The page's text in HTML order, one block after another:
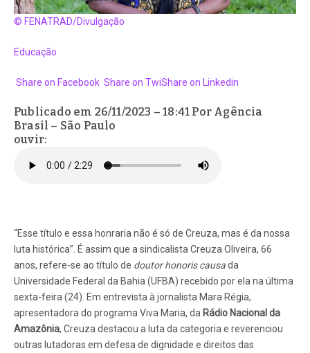
© FENATRAD/Divulgação
Educação
Share on Facebook Share on TwiShare on Linkedin
Publicado em 26/11/2023 – 18:41 Por Agência
Brasil – São Paulo
ouvir:
“Esse título e essa honraria não é só de Creuza, mas é da nossa
luta histórica”. É assim que a sindicalista Creuza Oliveira, 66
anos, refere-se ao título de doutor honoris causada
Universidade Federal da Bahia (UFBA) recebido por ela na última
sexta-feira (24). Em entrevista à jornalista Mara Régia,
apresentadora do programa Viva Maria, da Rádio Nacional da
Amazônia, Creuza destacou a luta da categoria e reverenciou
outras lutadoras em defesa de dignidade e direitos das